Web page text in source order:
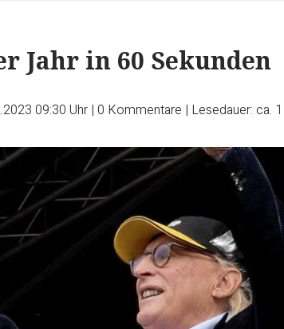
Jahr in 60 Sekunden
09:30 Uhr | 0 Kommentare | Lesedauer: ca.